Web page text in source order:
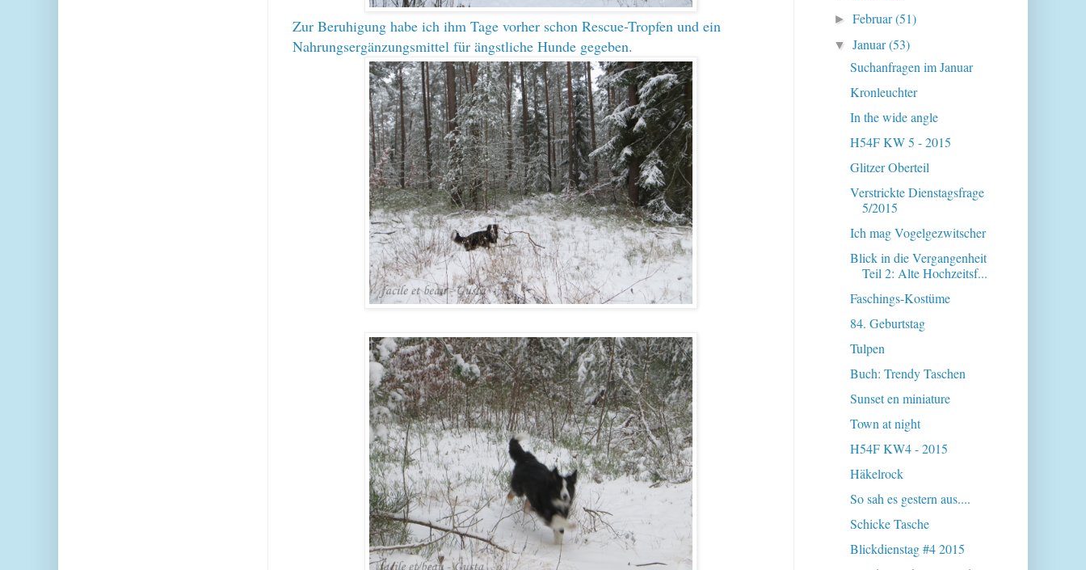
Zur Beruhigung habe ich ihm Tage vorher schon Rescue-Tropfen und ein
Nahrungsergänzungsmittel für ängstliche Hunde gegeben.
►Februar(51)
▼Januar(53)
Suchanfragen im Januar
Kronleuchter
In the wide angle
H54F KW 5 - 2015
Glitzer Oberteil
Verstrickte Dienstagsfrage
5/2015
Ich mag Vogelgezwitscher
Blick in die Vergangenheit
Teil 2: Alte Hochzeitsf...
Faschings-Kostüme
84. Geburtstag
Tulpen
Buch: Trendy Taschen
Sunset en miniature
Town at night
H54F KW4 - 2015
Häkelrock
So sah es gestern aus....
Schicke Tasche
Blickdienstag #4 2015